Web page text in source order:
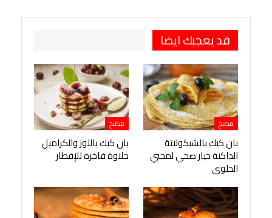
قد يعجبك ايضا
مطبخ
بان كيك بالشيكولاتة
الداكنة خيار صحي لمحبي
الحلوى
مطبخ
بان كيك باللوز والكراميل
حلاوة فاخرة للإفطار